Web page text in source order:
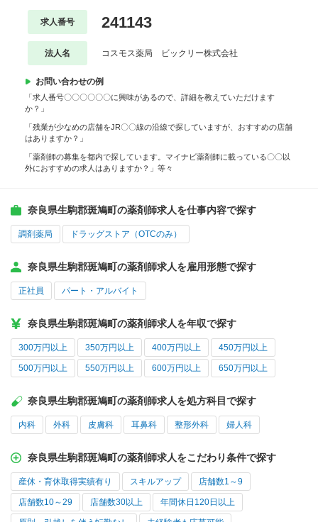
求人番号 241143
法人名 コスモス薬局 ビックリー株式会社
お問い合わせの例
「求人番号〇〇〇〇〇〇に興味があるので、詳細を教えていただけます
か？」
「残業が少なめの店舗をJR〇〇線の沿線で探していますが、おすすめの店舗
はありますか？」
「薬剤師の募集を都内で探しています。マイナビ薬剤師に載っている〇〇以
外におすすめの求人はありますか？」等々
奈良県生駒郡斑鳩町の薬剤師求人を仕事内容で探す
調剤薬局 ドラッグストア（OTCのみ）
奈良県生駒郡斑鳩町の薬剤師求人を雇用形態で探す
正社員 パート・アルバイト
奈良県生駒郡斑鳩町の薬剤師求人を年収で探す
300万円以上 350万円以上 400万円以上 450万円以上
500万円以上 550万円以上 600万円以上 650万円以上
奈良県生駒郡斑鳩町の薬剤師求人を処方科目で探す
内科 外科 皮膚科 耳鼻科 整形外科 婦人科
奈良県生駒郡斑鳩町の薬剤師求人をこだわり条件で探す
産休・育休取得実績有り スキルアップ 店舗数1～9
店舗数10～29 店舗数30以上 年間休日120日以上